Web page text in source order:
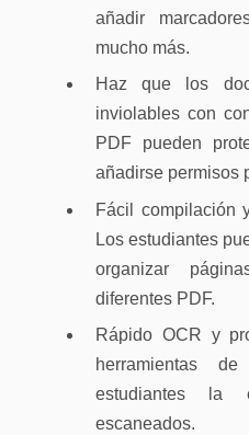
añadir
mucho más.
Haz que los
inviolables con
PDF pueden
añadirse permisos
Fácil compilación
Los estudiantes
organizar
diferentes PDF.
Rápido OCR y
herramientas
estudiantes
escaneados.